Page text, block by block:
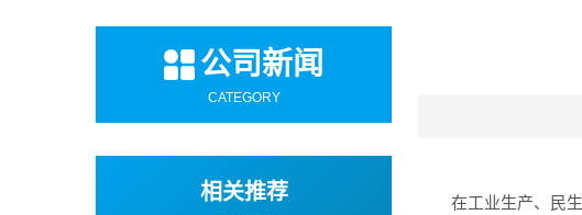
公司新闻
CATEGORY
相关推荐
在工业生产、民